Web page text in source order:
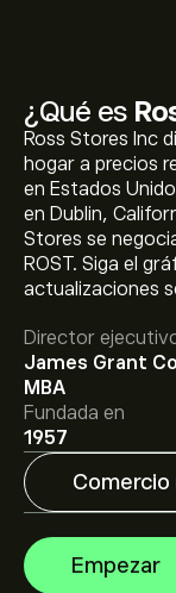
¿Qué es
Ross Stores Inc
hogar a precios
en Estados
en Dublin,
Stores se
ROST. Siga el
actualizaciones
Director
James Grant
MBA
Fundada en
1957
Empezar
El precio actual
255.23‎$‎.
El precio medio
Stores Inc es de
conocer los
analistas.
Las previsiones
Ross Stores Inc
mercado, los
previsto.